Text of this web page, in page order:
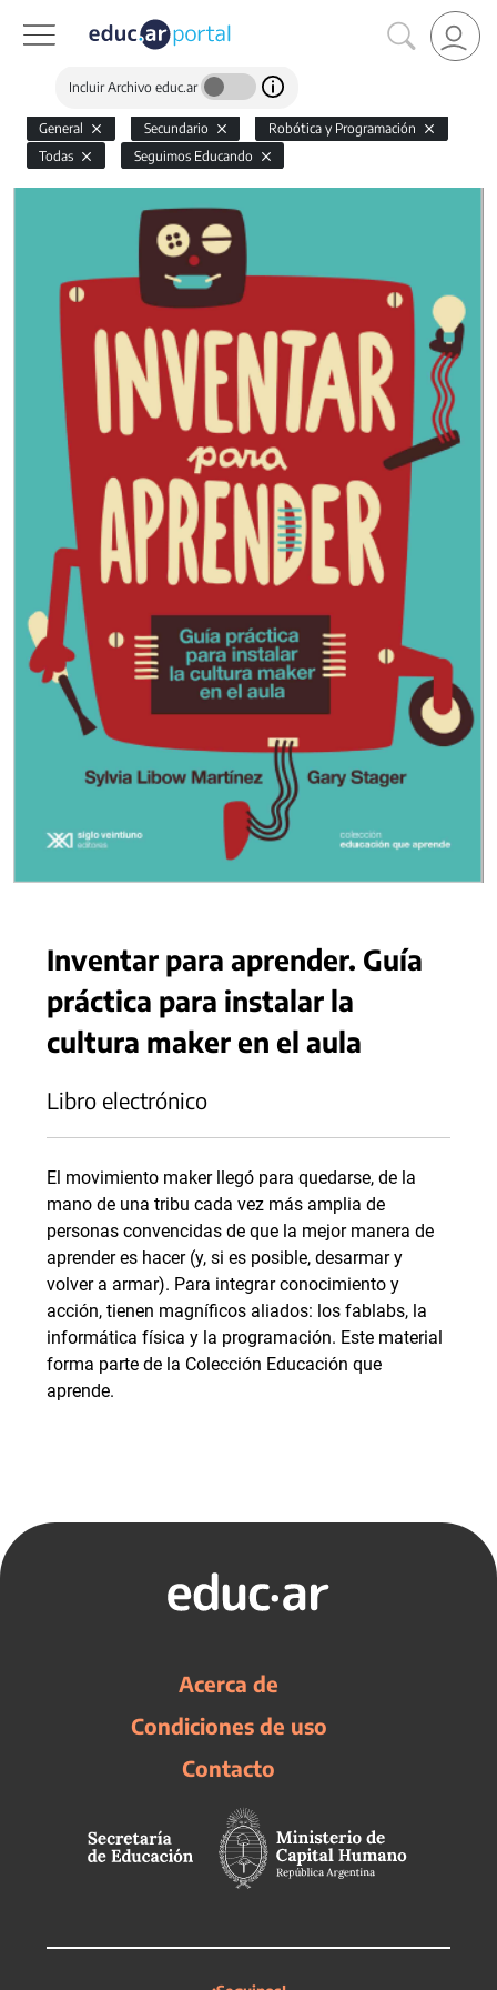
Incluir Archivo educ.ar
General Secundario
Robótica y Programación
Todas
Seguimos Educando
Inventar para aprender. Guía
práctica para instalar la
cultura maker en el aula
Libro electrónico
El movimiento maker llegó para quedarse, de la
mano de una tribu cada vez más amplia de
personas convencidas de que la mejor manera de
aprender es hacer (y, si es posible, desarmar y
volver a armar). Para integrar conocimiento y
acción, tienen magníficos aliados: los fablabs, la
informática física y la programación. Este material
forma parte de la Colección Educación que
aprende.
Acerca de
Condiciones de uso
Contacto